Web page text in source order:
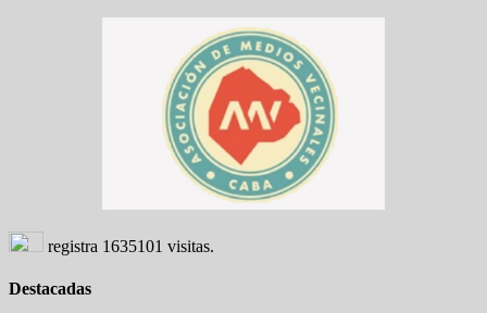
registra 1635101 visitas.
Destacadas